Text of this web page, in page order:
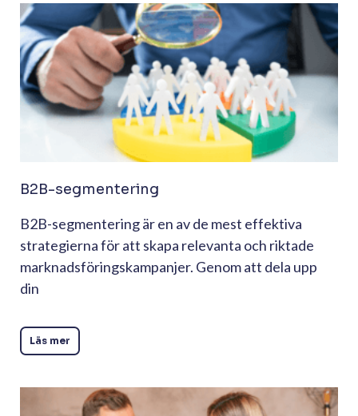
B2B-segmentering
B2B-segmentering är en av de mest effektiva
strategierna för att skapa relevanta och riktade
marknadsföringskampanjer. Genom att dela upp
din
Läs mer